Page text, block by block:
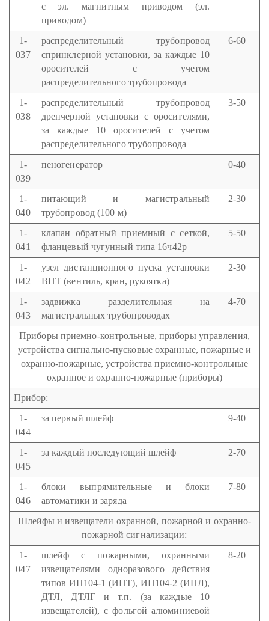
с эл. магнитным приводом (эл.
приводом)
1-
037
распределительный трубопровод
спринклерной установки, за каждые 10
оросителей с учетом
распределительного трубопровода
6-60
1-
038
распределительный трубопровод
дренчерной установки с оросителями,
за каждые 10 оросителей с учетом
распределительного трубопровода
3-50
1-
039
пеногенератор 0-40
1-
040
питающий и магистральный
трубопровод (100 м)
2-30
1-
041
клапан обратный приемный с сеткой,
фланцевый чугунный типа 16ч42р
5-50
1-
042
узел дистанционного пуска установки
ВПТ (вентиль, кран, рукоятка)
2-30
1-
043
задвижка разделительная на
магистральных трубопроводах
4-70
Приборы приемно-контрольные, приборы управления,
устройства сигнально-пусковые охранные, пожарные и
охранно-пожарные, устройства приемно-контрольные
охранное и охранно-пожарные (приборы)
Прибор:
1-
044
за первый шлейф 9-40
1-
045
за каждый последующий шлейф 2-70
1-
046
блоки выпрямительные и блоки
автоматики и заряда
7-80
Шлейфы и извещатели охранной, пожарной и охранно-
пожарной сигнализации:
1-
047
шлейф с пожарными, охранными
извещателями одноразового действия
типов ИП104-1 (ИПТ), ИП104-2 (ИПЛ),
ДТЛ, ДТЛГ и т.п. (за каждые 10
извещателей), с фольгой алюминиевой
8-20